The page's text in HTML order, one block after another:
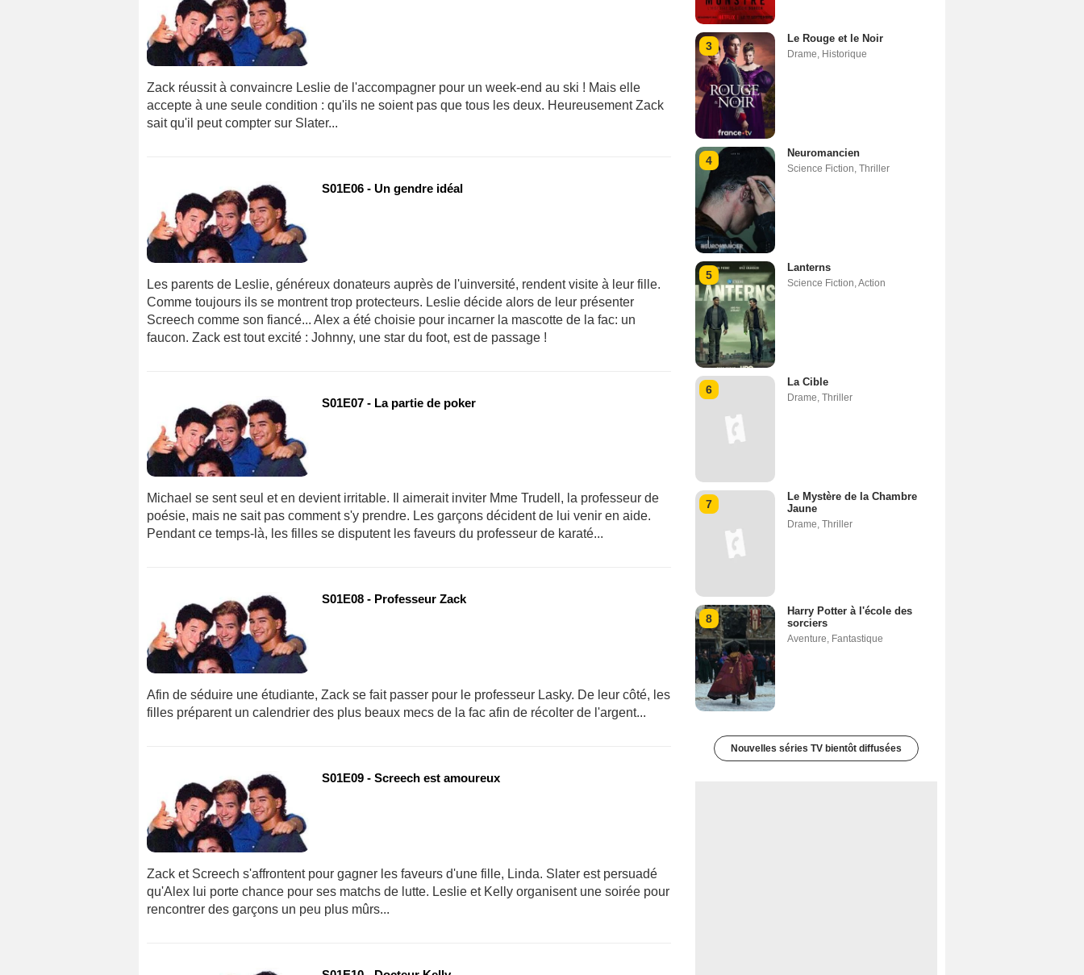
Zack réussit à convaincre Leslie de l'accompagner pour un week-end au ski ! Mais elle
accepte à une seule condition : qu'ils ne soient pas que tous les deux. Heureusement Zack
sait qu'il peut compter sur Slater...
S01E06 - Un gendre idéal
Les parents de Leslie, généreux donateurs auprès de l'uinversité, rendent visite à leur fille.
Comme toujours ils se montrent trop protecteurs. Leslie décide alors de leur présenter
Screech comme son fiancé... Alex a été choisie pour incarner la mascotte de la fac: un
faucon. Zack est tout excité : Johnny, une star du foot, est de passage !
S01E07 - La partie de poker
Michael se sent seul et en devient irritable. Il aimerait inviter Mme Trudell, la professeur de
poésie, mais ne sait pas comment s'y prendre. Les garçons décident de lui venir en aide.
Pendant ce temps-là, les filles se disputent les faveurs du professeur de karaté...
S01E08 - Professeur Zack
Afin de séduire une étudiante, Zack se fait passer pour le professeur Lasky. De leur côté, les
filles préparent un calendrier des plus beaux mecs de la fac afin de récolter de l'argent...
S01E09 - Screech est amoureux
Zack et Screech s'affrontent pour gagner les faveurs d'une fille, Linda. Slater est persuadé
qu'Alex lui porte chance pour ses matchs de lutte. Leslie et Kelly organisent une soirée pour
rencontrer des garçons un peu plus mûrs...
3
Le Rouge et le Noir
Drame Historique
4
Neuromancien
Science Fiction Thriller
5
Lanterns
Science Fiction Action
6
La Cible
Drame Thriller
7
Le Mystère de la Chambre
Jaune
Drame Thriller
8
Harry Potter à l'école des
sorciers
Aventure Fantastique
Nouvelles séries TV bientôt diffusées